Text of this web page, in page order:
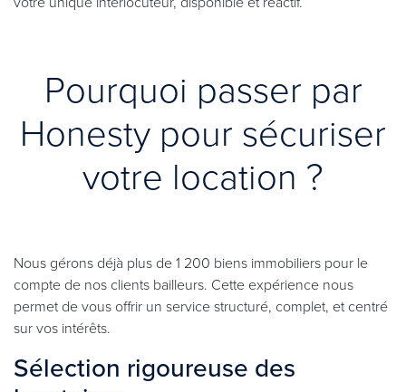
Pourquoi passer par
Honesty pour sécuriser
votre location ?
Nous gérons déjà plus de 1 200 biens immobiliers pour le
compte de nos clients bailleurs. Cette expérience nous
permet de vous offrir un service structuré, complet, et centré
sur vos intérêts.
Sélection rigoureuse des